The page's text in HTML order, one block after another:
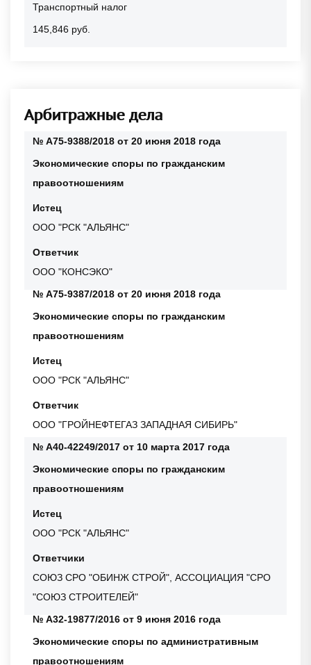
Транспортный налог
145,846 руб.
Арбитражные дела
№ А75-9388/2018 от 20 июня 2018 года
Экономические споры по гражданским
правоотношениям
Истец
ООО "РСК "АЛЬЯНС"
Ответчик
ООО "КОНСЭКО"
№ А75-9387/2018 от 20 июня 2018 года
Экономические споры по гражданским
правоотношениям
Истец
ООО "РСК "АЛЬЯНС"
Ответчик
ООО "ГРОЙНЕФТЕГАЗ ЗАПАДНАЯ СИБИРЬ"
№ А40-42249/2017 от 10 марта 2017 года
Экономические споры по гражданским
правоотношениям
Истец
ООО "РСК "АЛЬЯНС"
Ответчики
СОЮЗ СРО "ОБИНЖ СТРОЙ", АССОЦИАЦИЯ "СРО
"СОЮЗ СТРОИТЕЛЕЙ"
№ А32-19877/2016 от 9 июня 2016 года
Экономические споры по административным
правоотношениям